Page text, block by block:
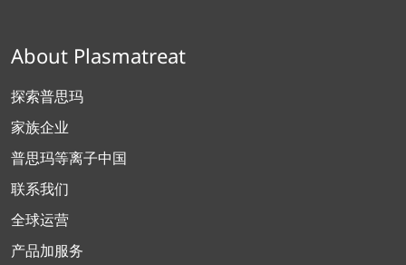
About Plasmatreat
探索普思玛
家族企业
普思玛等离子中国
联系我们
全球运营
产品加服务